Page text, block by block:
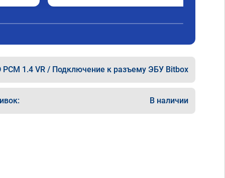
PCM 1.4 VR / Подключение к разъему ЭБУ Bitbox
В наличии